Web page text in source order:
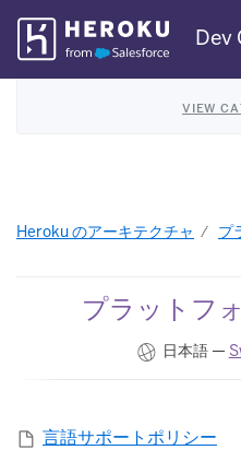
Skip
Navigation
Dev
VIEW
Heroku のアーキテクチャ プ
プラットフ
日本語 —
言語サポートポリシー